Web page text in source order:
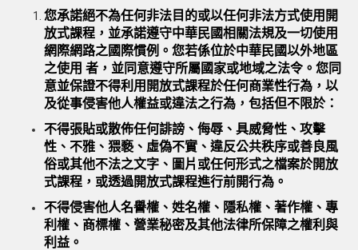
您承諾絕不為任何非法目的或以任何非法方式使用開
放式課程，並承諾遵守中華民國相關法規及一切使用
網際網路之國際慣例。您若係位於中華民國以外地區
之使用 者，並同意遵守所屬國家或地域之法令。您同
意並保證不得利用開放式課程於任何商業性行為，以
及從事侵害他人權益或違法之行為，包括但不限於：
不得張貼或散佈任何誹謗、侮辱、具威脅性、攻擊
性、不雅、猥褻、虛偽不實、違反公共秩序或善良風
俗或其他不法之文字、圖片或任何形式之檔案於開放
式課程，或透過開放式課程進行前開行為。
不得侵害他人名譽權、姓名權、隱私權、著作權、專
利權、商標權、營業秘密及其他法律所保障之權利與
利益。